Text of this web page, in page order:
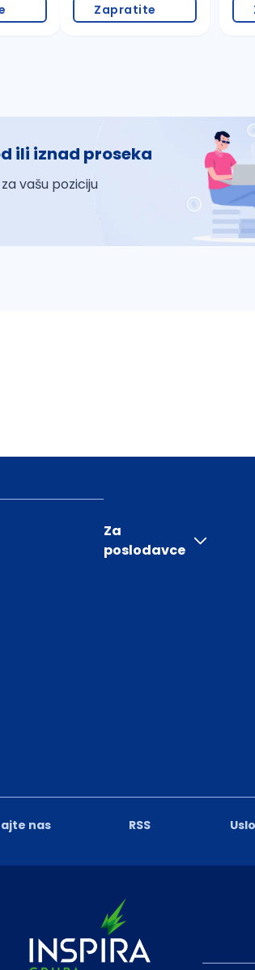
Zapratite
ili iznad proseka
vašu poziciju
nas RSS
Za
poslodavce